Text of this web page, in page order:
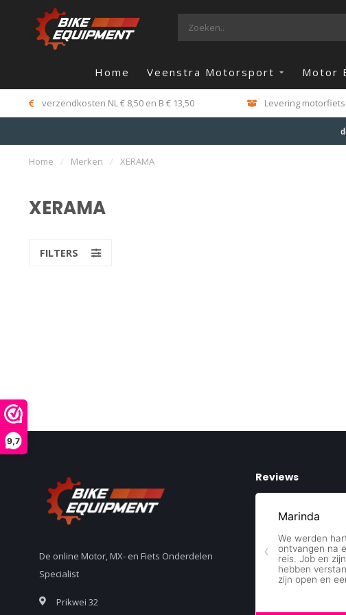
9,7
Home Veenstra Motorsport Motor
verzendkosten NL € 8,50 en B € 13,50 Levering
Home / Merken / XERAMA
XERAMA
FILTERS
De online Motor, MX- en Fiets Onderdelen
Specialist
Prikwei 32
Reviews